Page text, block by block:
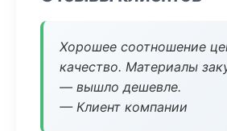
Хорошее соотношение
качество. Материалы
— вышло дешевле.
— Клиент компании